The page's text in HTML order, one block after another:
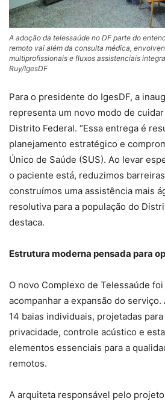
A adoção da telessaúde no DF parte do
remoto vai além da consulta médica,
multiprofissionais e fluxos assistenciais
Ruy/IgesDF
Para o presidente do IgesDF, a
representa um novo modo de
Distrito Federal. “Essa entrega é
planejamento estratégico e
Único de Saúde (SUS). Ao levar
o paciente está, reduzimos
construímos uma assistência mais
resolutiva para a população do
destaca.
Estrutura moderna pensada para
O novo Complexo de Telessaúde
acompanhar a expansão do
14 baias individuais, projetadas
privacidade, controle acústico e
elementos essenciais para a
remotos.
A arquiteta responsável pelo